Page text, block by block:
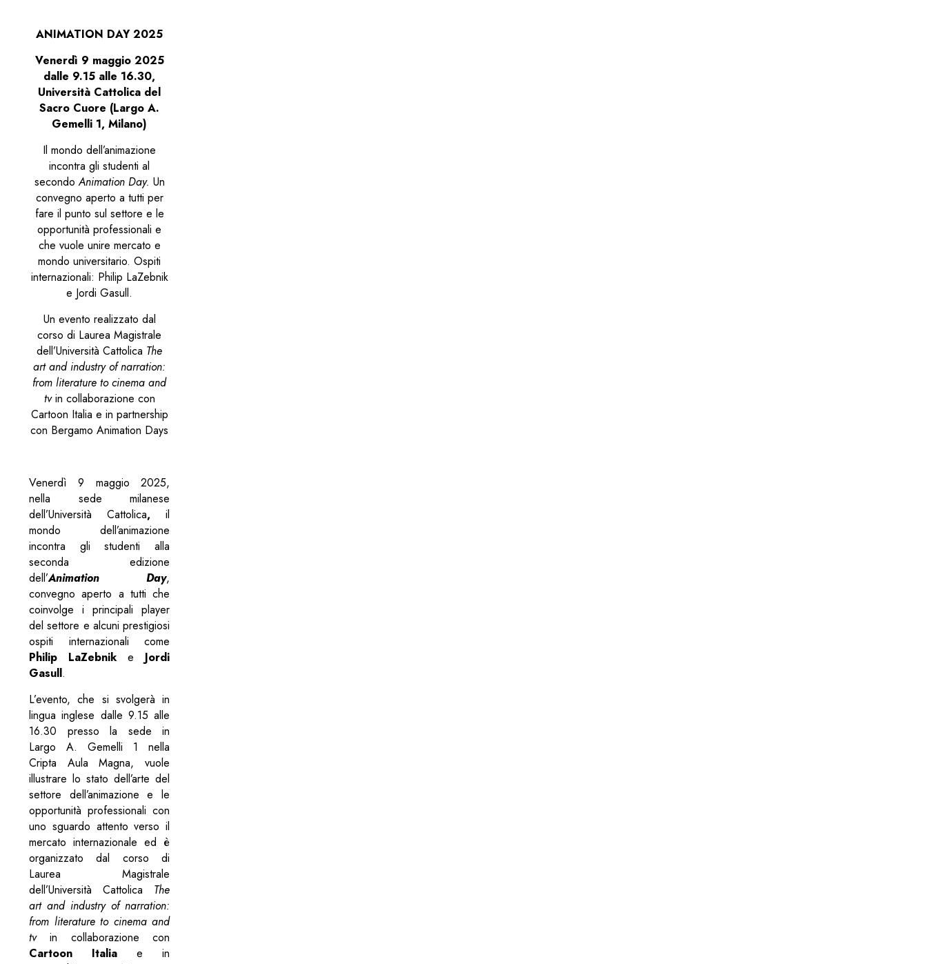
ANIMATION DAY 2025
Venerdì 9 maggio 2025
dalle 9.15 alle 16.30,
Università Cattolica del
Sacro Cuore (Largo A.
Gemelli 1, Milano)
Il mondo dell’animazione
incontra gli studenti al
secondo Animation Day. Un
convegno aperto a tutti per
fare il punto sul settore e le
opportunità professionali e
che vuole unire mercato e
mondo universitario. Ospiti
internazionali: Philip LaZebnik
e Jordi Gasull.
Un evento realizzato dal
corso di Laurea Magistrale
dell’Università Cattolica The
art and industry of narration:
from literature to cinema and
tvin collaborazione con
Cartoon Italia e in partnership
con Bergamo Animation Days
Venerdì 9 maggio 2025,
nella sede milanese
dell’Università Cattolica, il
mondo dell’animazione
incontra gli studenti alla
seconda edizione
dell’Animation Day,
convegno aperto a tutti che
coinvolge i principali player
del settore e alcuni prestigiosi
ospiti internazionali come
Philip LaZebnik e Jordi
Gasull.
L’evento, che si svolgerà in
lingua inglese dalle 9.15 alle
16.30 presso la sede in
Largo A. Gemelli 1 nella
Cripta Aula Magna, vuole
illustrare lo stato dell’arte del
settore dell’animazione e le
opportunità professionali con
uno sguardo attento verso il
mercato internazionale ed è
organizzato dal corso di
Laurea Magistrale
dell’Università Cattolica The
art and industry of narration:
from literature to cinema and
tvin collaborazione con
Cartoon Italia e in